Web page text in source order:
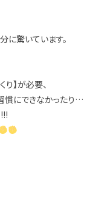
に驚いています。
】が必要、
慣にできなかったり…